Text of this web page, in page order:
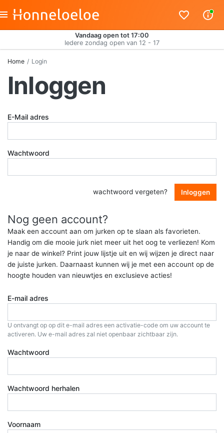
Vandaag open tot 17:00
Iedere zondag open van 12 - 17
Home Login
Inloggen
E-Mail adres
Wachtwoord
wachtwoord vergeten? Inloggen
Nog geen account?
Maak een account aan om jurken op te slaan als favorieten.
Handig om die mooie jurk niet meer uit het oog te verliezen! Kom
je naar de winkel? Print jouw lijstje uit en wij wijzen je direct naar
de juiste jurken. Daarnaast kunnen wij je met een account op de
hoogte houden van nieuwtjes en exclusieve acties!
E-mail adres
U ontvangt op op dit e-mail adres een activatie-code om uw account te
activeren. Uw e-mail adres zal niet openbaar zichtbaar zijn.
Wachtwoord
Wachtwoord herhalen
Voornaam